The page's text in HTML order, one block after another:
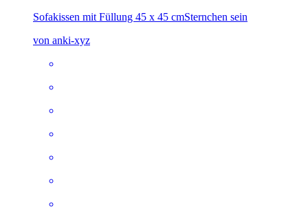
Sofakissen mit Füllung 45 x 45 cmSternchen sein
von anki-xyz